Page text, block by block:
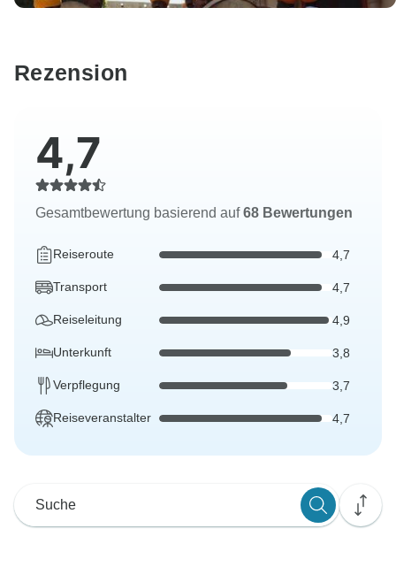
Rezension
4,7
Gesamtbewertung basierend auf68 Bewertungen
Reiseroute 4,7
Transport 4,7
Reiseleitung 4,9
Unterkunft 3,8
Verpflegung 3,7
Reiseveranstalter 4,7